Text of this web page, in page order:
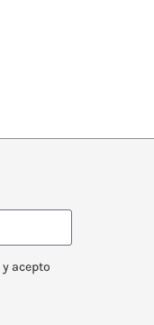
y acepto